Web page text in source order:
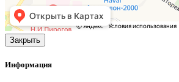
Закрыть
Информация